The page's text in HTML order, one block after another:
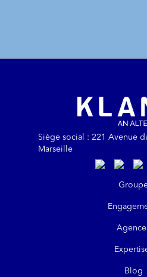
Siège social : 221 Avenue
Marseille
https://https://
Blog